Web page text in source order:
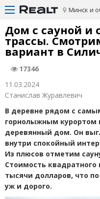
Минск и
Дом с сауной
трассы.
вариант в
17346
11.03.2024
Станислав Журавлевич
В деревне рядом с
горнолыжным курортом
деревянный дом. Он
внутри спокойный
Из плюсов отметим
Стоимость
тысячи долларов, что
уж и дорого.